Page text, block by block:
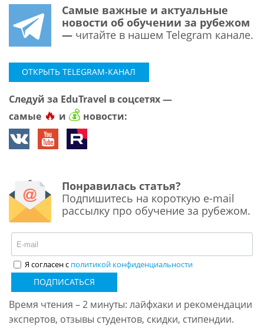
Самые важные и актуальные
новости об обучении за рубежом
— читайте в нашем Telegram канале.
ОТКРЫТЬ TELEGRAM-КАНАЛ
Следуй за EduTravel в соцсетях —
самые 🔥 и 💰 новости:
Понравилась статья?
Подпишитесь на короткую e-mail
рассылку про обучение за рубежом.
Я согласен с политикой конфиденциальности
ПОДПИСАТЬСЯ
Время чтения – 2 минуты: лайфхаки и рекомендации
экспертов, отзывы студентов, скидки, стипендии.